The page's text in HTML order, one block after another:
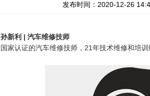
发布时间：2020-12-26
孙新利 | 汽车维修技师